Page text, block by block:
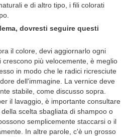
e di altro tipo, i fili colorati
dovresti seguire questi
il colore, devi aggiornarlo ogni
crescono più velocemente, è meglio
in modo che le radici ricresciute
dell'immagine. La vernice deve
stabile, come discusso sopra.
il lavaggio, è importante consultare
scelta sbagliata di shampoo o
semplicemente staccarsi o il
In altre parole, c'è un grosso